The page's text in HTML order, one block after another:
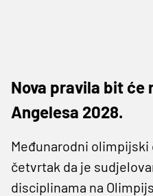
Nova pravila bit će
Angelesa 2028.
Međunarodni olimpijski
četvrtak da je
disciplinama na